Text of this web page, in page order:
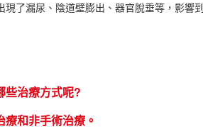
漏尿、陰道壁膨出、器官脫垂等，影響
治療方式呢?
和非手術治療。